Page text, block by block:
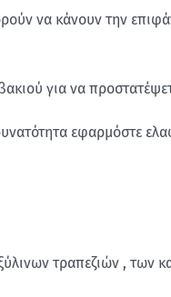
να κάνουν την
για να
εφαρμόστε
τραπεζιών , των